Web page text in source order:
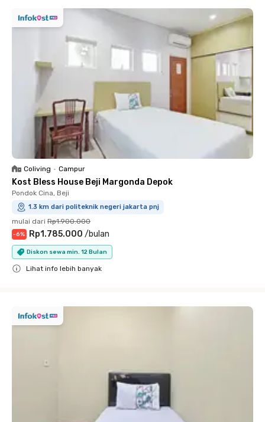
Coliving • Campur
Kost Bless House Beji Margonda Depok
Pondok Cina, Beji
1.3 km dari politeknik negeri jakarta pnj
mulai dari Rp1.900.000
-6% Rp1.785.000 /bulan
Diskon sewa min. 12 Bulan
Lihat info lebih banyak